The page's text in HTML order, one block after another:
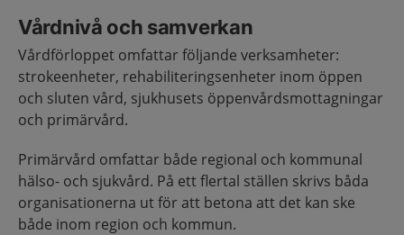
Vårdnivå och samverkan
Vårdförloppet omfattar följande verksamheter:
strokeenheter, rehabiliteringsenheter inom öppen
och sluten vård, sjukhusets öppenvårdsmottagningar
och primärvård.
Primärvård omfattar både regional och kommunal
hälso- och sjukvård. På ett flertal ställen skrivs båda
organisationerna ut för att betona att det kan ske
både inom region och kommun.